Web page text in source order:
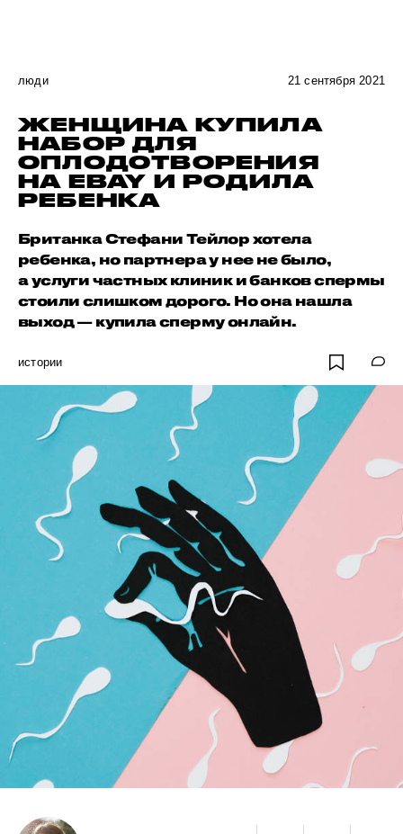
люди 21 сентября 2021
ЖЕНЩИНА КУПИЛА
НАБОР ДЛЯ
ОПЛОДОТВОРЕНИЯ
НА EBAY И РОДИЛА
РЕБЕНКА
Британка Стефани Тейлор хотела
ребенка, но партнера у нее не было,
а услуги частных клиник и банков спермы
стоили слишком дорого. Но она нашла
выход — купила сперму онлайн.
истории